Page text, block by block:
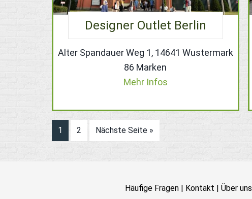
Designer Outlet Berlin
Alter Spandauer Weg 1, 14641 Wustermark
86 Marken
Mehr Infos
1 2 Nächste Seite »
Häufige Fragen| Kontakt Über uns